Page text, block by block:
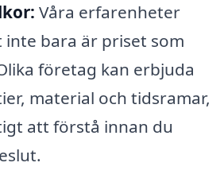
Våra erfarenheter
bara är priset som
företag kan erbjuda
material och tidsramar,
att förstå innan du